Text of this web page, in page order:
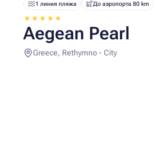
1 линия пляжа До аэропорта 80 km
Aegean Pearl
Greece, Rethymno - City